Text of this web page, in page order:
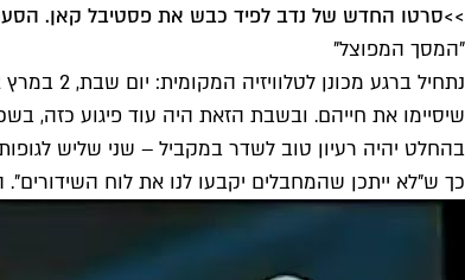
>>סרטו החדש של נדב לפיד כבש את פסטיבל קאן.
"המסך המפוצל"
שיסיימו את חייהם. ובשבת הזאת היה עוד פיגוע כזה,
בהחלט יהיה רעיון טוב לשדר במקביל – שני שליש
כך ש"לא ייתכן שהמחבלים יקבעו לנו את לוח